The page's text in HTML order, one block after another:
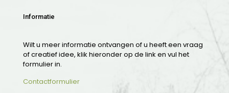
Informatie
Wilt u meer informatie ontvangen of u heeft een vraag
of creatief idee, klik hieronder op de link en vul het
formulier in.
Contactformulier